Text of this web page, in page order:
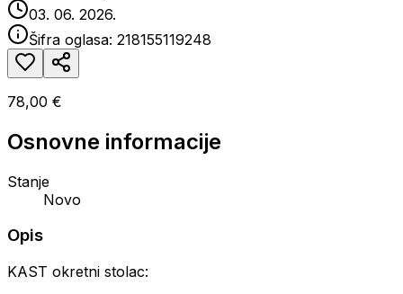
03. 06. 2026.
Šifra oglasa: 218155119248
78,00 €
Osnovne informacije
Stanje
Novo
Opis
KAST okretni stolac: